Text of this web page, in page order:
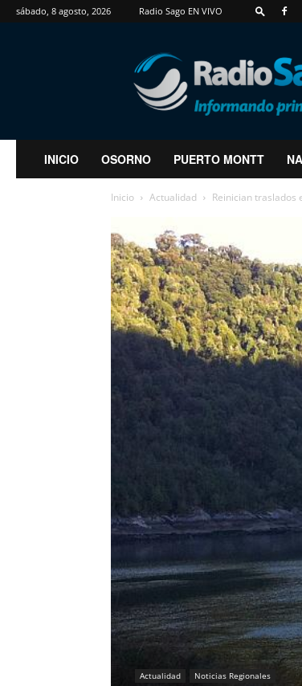
sábado, 8 agosto, 2026 Radio Sago EN VIVO
RadioSago
INICIO OSORNO PUERTO MONTT
Inicio Actualidad Reinician traslados
Actualidad Noticias Regionales